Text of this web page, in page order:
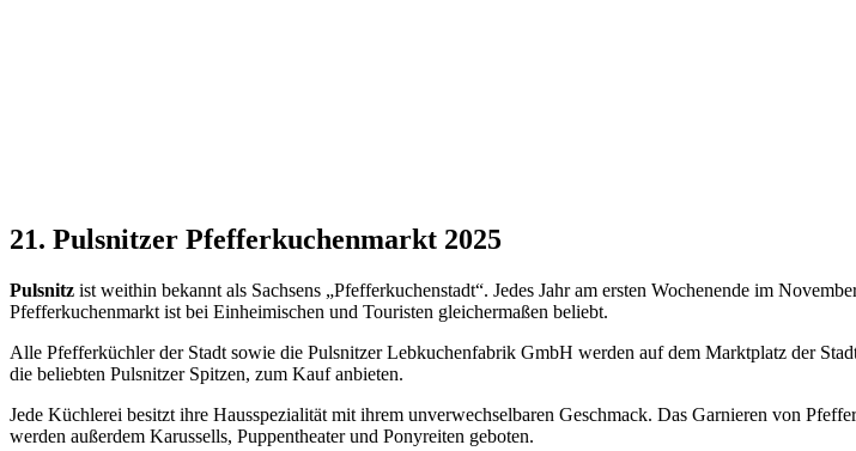
21. Pulsnitzer Pfefferkuchenmarkt 2025
Pulsnitz ist weithin bekannt als Sachsens „Pfefferkuchenstadt“. Jedes Jahr am ersten Wochenende im
Pfefferkuchenmarkt ist bei Einheimischen und Touristen gleichermaßen beliebt.
Alle Pfefferküchler der Stadt sowie die Pulsnitzer Lebkuchenfabrik GmbH werden auf dem Marktplatz der
die beliebten Pulsnitzer Spitzen, zum Kauf anbieten.
Jede Küchlerei besitzt ihre Hausspezialität mit ihrem unverwechselbaren Geschmack. Das Garnieren von
werden außerdem Karussells, Puppentheater und Ponyreiten geboten.